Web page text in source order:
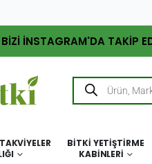
BİZİ İNSTAGRAM'DA TAKİP
BITKI YETIŞTIRME
KABINLERI